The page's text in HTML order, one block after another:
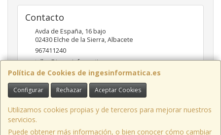
Política de Cookies de ingesinformatica.es
Configurar Rechazar Aceptar Cookies
Utilizamos cookies propias y de terceros para mejorar nuestros
servicios.
Puede obtener más información, o bien conocer cómo cambiar
Contacto
Avda de España, 16 bajo
02430Elche de la Sierra,Albacete
967411240
taller@ingesinformatica.es
Horario
9 a 14 y 17 a 20